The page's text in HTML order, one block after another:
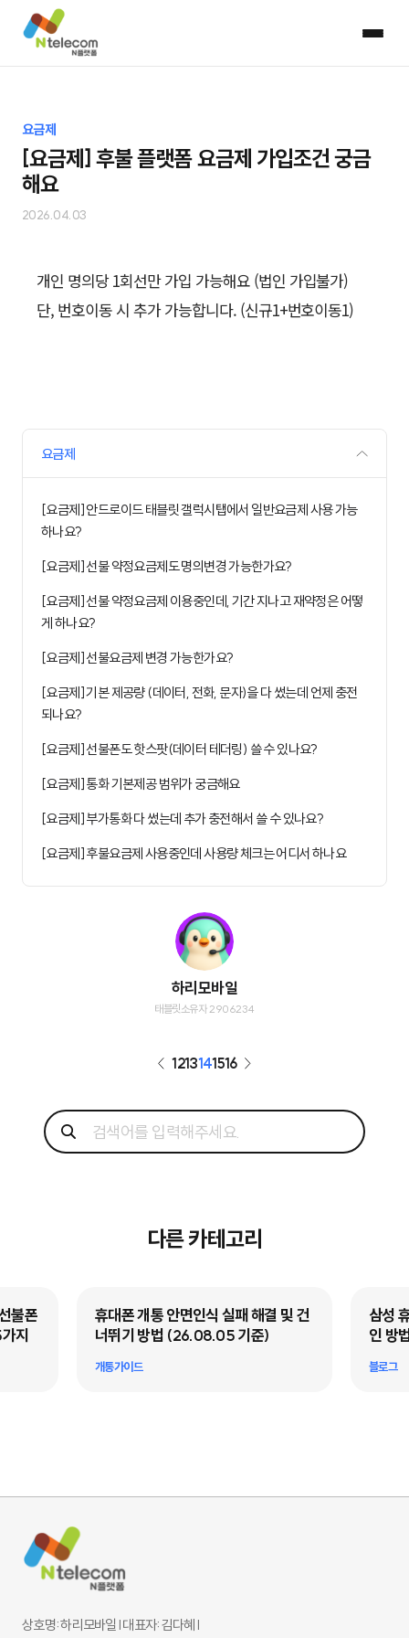
요금제
[요금제] 후불 플랫폼 요금제 가입조건 궁금
해요
2026.04.03
개인 명의당 1회선만 가입 가능해요 (법인 가입불가)
단, 번호이동 시 추가 가능합니다. (신규1+번호이동1)
요금제
[요금제] 안드로이드 태블릿 갤럭시탭에서 일반요금제 사용 가능
하나요?
[요금제] 선불 약정요금제도 명의변경 가능한가요?
[요금제] 선불 약정요금제 이용중인데, 기간 지나고 재약정은 어떻
게 하나요?
[요금제] 선불요금제 변경 가능한가요?
[요금제] 기본 제공량 (데이터, 전화, 문자)을 다 썼는데 언제 충전
되나요?
[요금제] 선불폰도 핫스팟(데이터 테더링) 쓸 수 있나요?
[요금제] 통화 기본제공 범위가 궁금해요
[요금제] 부가통화 다 썼는데 추가 충전해서 쓸 수 있나요?
[요금제] 후불요금제 사용중인데 사용량 체크는 어디서 하나요
하리모바일
태블릿소유자 2906234
1213141516
다른 카테고리
불폰
지
휴대폰 개통 안면인식 실패 해결 및 건
너뛰기 방법 (26.08.05 기준)
개통가이드
삼성
인 방
블로그
상호명: 하리모바일 l 대표자: 김다혜 l